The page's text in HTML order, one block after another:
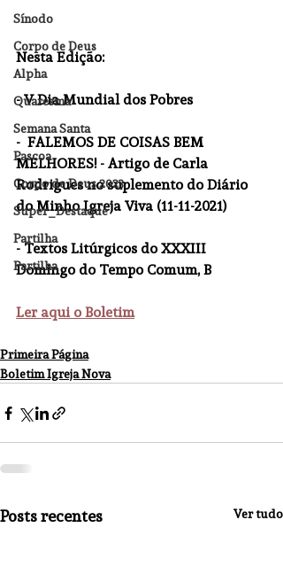
Sínodo
Corpo de Deus
Alpha
Quaresma
Semana Santa
Pascoa
Corpo de Deus 2023
Super_Destaque
Partilha
Partilha
Nesta Edição:
- V Dia Mundial dos Pobres
-  FALEMOS DE COISAS BEM
MELHORES! - Artigo de Carla
Rodrigues no suplemento do Diário
do Minho Igreja Viva (11-11-2021)
- Textos Litúrgicos do XXXIII
Domingo do Tempo Comum, B
Ler aqui o Boletim
Primeira Página
Boletim Igreja Nova
Posts recentes Ver tudo